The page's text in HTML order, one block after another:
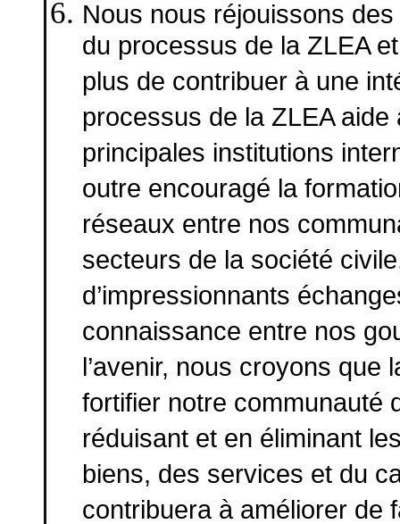
Nous nous réjouissons
du processus de la ZLEA
plus de contribuer à une
processus de la ZLEA
principales institutions
outre encouragé la
réseaux entre nos
secteurs de la société
d’impressionnants
connaissance entre nos
l’avenir, nous croyons que
fortifier notre communauté
réduisant et en éliminant
biens, des services et du
contribuera à améliorer de